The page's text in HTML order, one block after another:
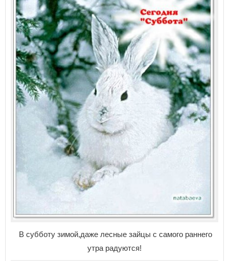
В субботу зимой,даже лесные зайцы с самого раннего
утра радуются!